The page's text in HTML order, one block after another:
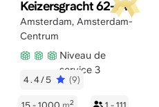
Keizersgracht 62-64
Amsterdam, Amsterdam-
Centrum
Niveau de
service 3
4.4/5 (9)
2